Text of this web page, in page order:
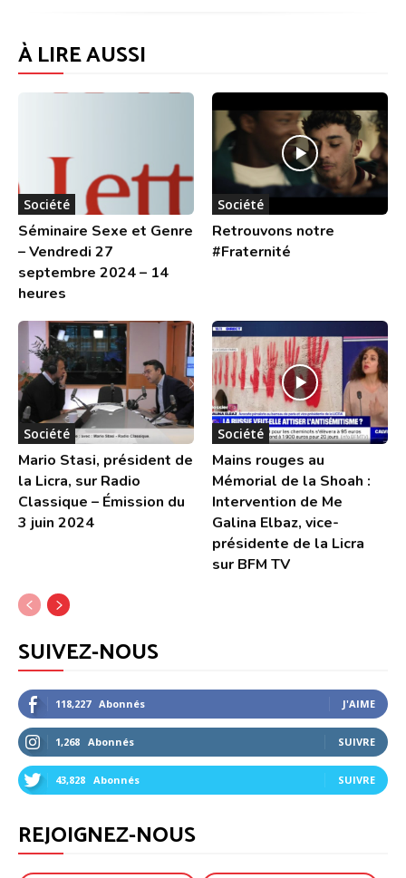
À LIRE AUSSI
Société
Séminaire Sexe et Genre
– Vendredi 27
septembre 2024 – 14
heures
Société
Retrouvons notre
#Fraternité
Société
Mario Stasi, président de
la Licra, sur Radio
Classique – Émission du
3 juin 2024
Société
Mains rouges au
Mémorial de la Shoah :
Intervention de Me
Galina Elbaz, vice-
présidente de la Licra
sur BFM TV
SUIVEZ-NOUS
118,227 Abonnés J'AIME
1,268 Abonnés SUIVRE
43,828 Abonnés SUIVRE
REJOIGNEZ-NOUS